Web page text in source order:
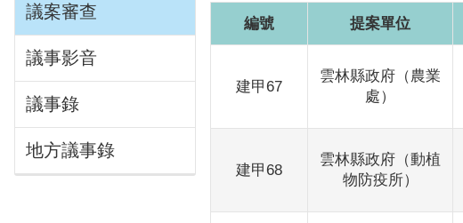
議案審查
議事影音
議事錄
地方議事錄
編號 提案單位
建甲67
雲林縣政府（農業
處）
建甲68
雲林縣政府（動植
物防疫所）